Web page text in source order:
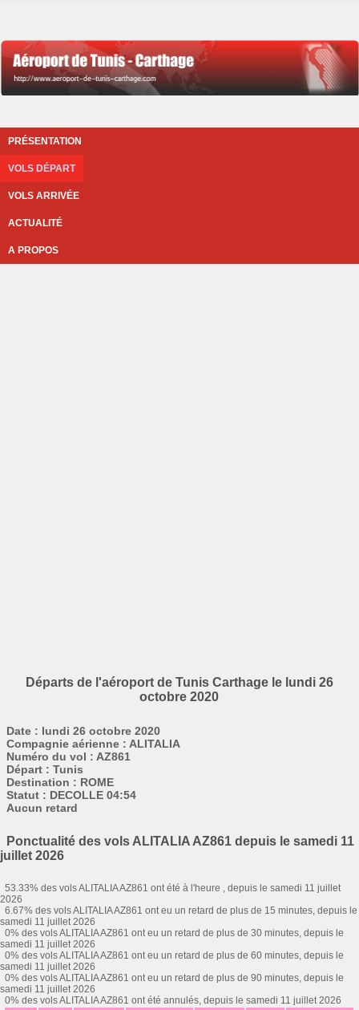
PRÉSENTATION
VOLS DÉPART
VOLS ARRIVÉE
ACTUALITÉ
A PROPOS
Départs de l'aéroport de Tunis Carthage le lundi 26
octobre 2020
Date : lundi 26 octobre 2020
Compagnie aérienne : ALITALIA
Numéro du vol : AZ861
Départ : Tunis
Destination : ROME
Statut : DECOLLE 04:54
Aucun retard
Ponctualité des vols ALITALIA AZ861 depuis le samedi 11
juillet 2026
53.33% des vols ALITALIA AZ861 ont été à l'heure , depuis le samedi 11 juillet
2026
6.67% des vols ALITALIA AZ861 ont eu un retard de plus de 15 minutes, depuis le
samedi 11 juillet 2026
0% des vols ALITALIA AZ861 ont eu un retard de plus de 30 minutes, depuis le
samedi 11 juillet 2026
0% des vols ALITALIA AZ861 ont eu un retard de plus de 60 minutes, depuis le
samedi 11 juillet 2026
0% des vols ALITALIA AZ861 ont eu un retard de plus de 90 minutes, depuis le
samedi 11 juillet 2026
0% des vols ALITALIA AZ861 ont été annulés, depuis le samedi 11 juillet 2026